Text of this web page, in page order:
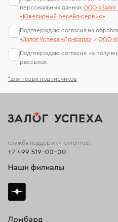
*для новых подписчиков
персональных данных ООО «Залог
«Ювелирный ресейл-сервиc».
Подтверждаю согласия на
«Залог Успеха «Ломбард» и ООО
Подтверждаю согласие на
рассылок
Ломбард
служба поддержки клиентов:
+7 499 519-00-00
Наши филиалы